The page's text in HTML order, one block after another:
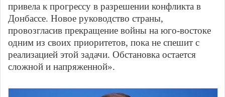
привела к прогрессу в разрешении конфликта в
Донбассе. Новое руководство страны,
провозгласив прекращение войны на юго-востоке
одним из своих приоритетов, пока не спешит с
реализацией этой задачи. Обстановка остается
сложной и напряженной».